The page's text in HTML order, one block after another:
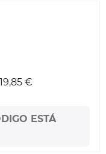
19,85 €
ESTÁ